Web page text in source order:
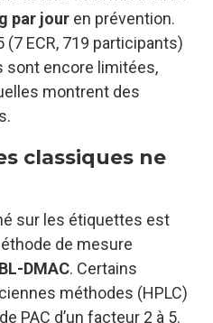
par jour en prévention.
(7 ECR, 719 participants)
sont encore limitées,
montrent des
classiques ne
sur les étiquettes est
de mesure
DMAC. Certains
méthodes (HPLC)
PAC d’un facteur 2 à 5.